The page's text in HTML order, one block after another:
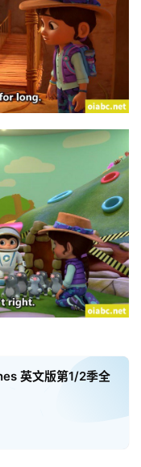
英文版第1/2季全